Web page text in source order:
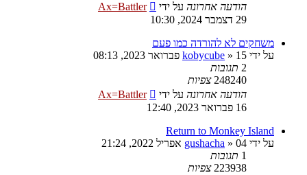
הודעה אחרונה על ידי
Ax=Battler
29 דצמבר 2024, 10:30
משחקים לא להורדה כמו פעם
על ידי
kobycube » 15 פברואר 2023, 08:13
2 תגובות
248240 צפיות
הודעה אחרונה על ידי
Ax=Battler
16 פברואר 2023, 12:40
Return to Monkey Island
על ידי
gushacha » 04 אפריל 2022, 21:24
1 תגובות
223938 צפיות